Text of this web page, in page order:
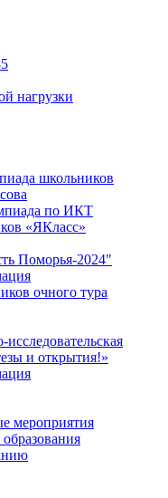
нагрузки
школьников
по ИКТ
«ЯКласс»
Поморья-2024"
очного тура
и открытия!»
мероприятия